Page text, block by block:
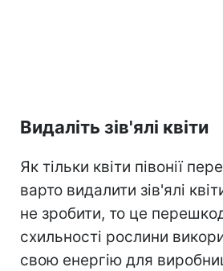
Видаліть зів'ялі квіти
Як тільки квіти півонії
варто видалити зів'ялі
не зробити, то це
схильності рослини
свою енергію для